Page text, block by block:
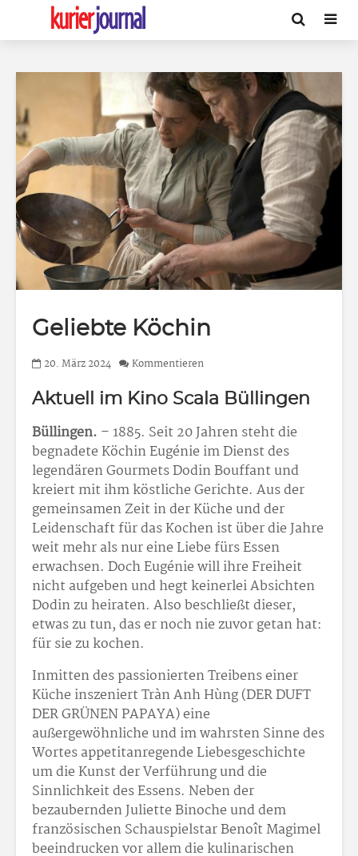
Geliebte Köchin
20. März 2024 Kommentieren
Aktuell im Kino Scala Büllingen
Büllingen. – 1885. Seit 20 Jahren steht die
begnadete Köchin Eugénie im Dienst des
legendären Gourmets Dodin Bouffant und
kreiert mit ihm köstliche Gerichte. Aus der
gemeinsamen Zeit in der Küche und der
Leidenschaft für das Kochen ist über die Jahre
weit mehr als nur eine Liebe fürs Essen
erwachsen. Doch Eugénie will ihre Freiheit
nicht aufgeben und hegt keinerlei Absichten
Dodin zu heiraten. Also beschließt dieser,
etwas zu tun, das er noch nie zuvor getan hat:
für sie zu kochen.
Inmitten des passionierten Treibens einer
Küche inszeniert Tràn Anh Hùng (DER DUFT
DER GRÜNEN PAPAYA) eine
außergewöhnliche und im wahrsten Sinne des
Wortes appetitanregende Liebesgeschichte
um die Kunst der Verführung und die
Sinnlichkeit des Essens. Neben der
bezaubernden Juliette Binoche und dem
französischen Schauspielstar Benoît Magimel
beeindrucken vor allem die kulinarischen